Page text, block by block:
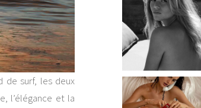
de surf, les deux
l’élégance et la